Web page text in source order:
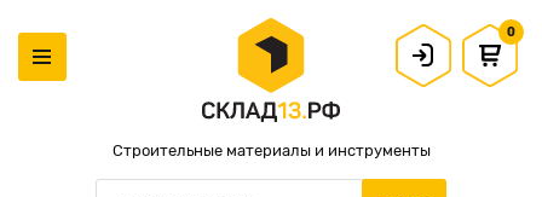
Строительные материалы и инструменты
0